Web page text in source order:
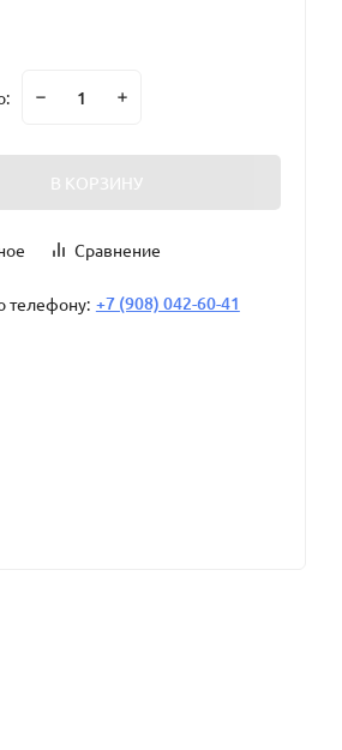
В КОРЗИНУ
Сравнение
телефону: +7 (908) 042-60-41